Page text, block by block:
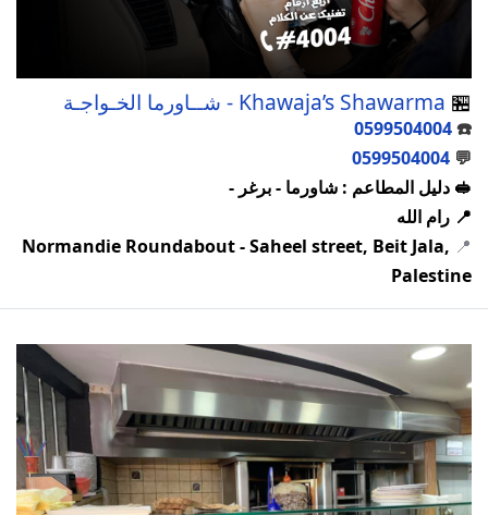
🏪 Khawaja’s Shawarma - شــاورما الخـواجـة
☎️
0599504004
💬
0599504004
🥪 دليل المطاعم : شاورما - برغر -
📍 رام الله
📍
Normandie Roundabout - Saheel street, Beit Jala,
Palestine